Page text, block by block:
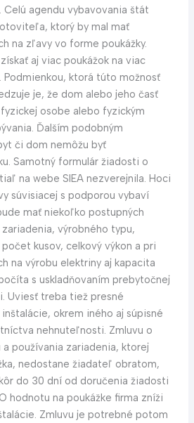
Celú agendu vybavovania štát
ktorý by mal mať
na zľavy vo forme poukážky.
aj viac poukážok na viac
Podmienkou, ktorá túto možnosť
je, že dom alebo jeho časť
osobe alebo fyzickým
Ďalším podobným
či dom nemôžu byť
Samotný formulár žiadosti o
na webe SIEA nezverejnila. Hoci
súvisiacej s podporou vybaví
mať niekoľko postupných
výrobného typu,
kusov, celkový výkon a pri
na výrobu elektriny aj kapacita
s uskladňovaním prebytočnej
Uviesť treba tiež presné
okrem iného aj súpisné
nehnuteľnosti. Zmluvu o
používania zariadenia, ktorej
nedostane žiadateľ obratom,
do 30 dní od doručenia žiadosti
hodnotu na poukážke firma zníži
Zmluvu je potrebné potom